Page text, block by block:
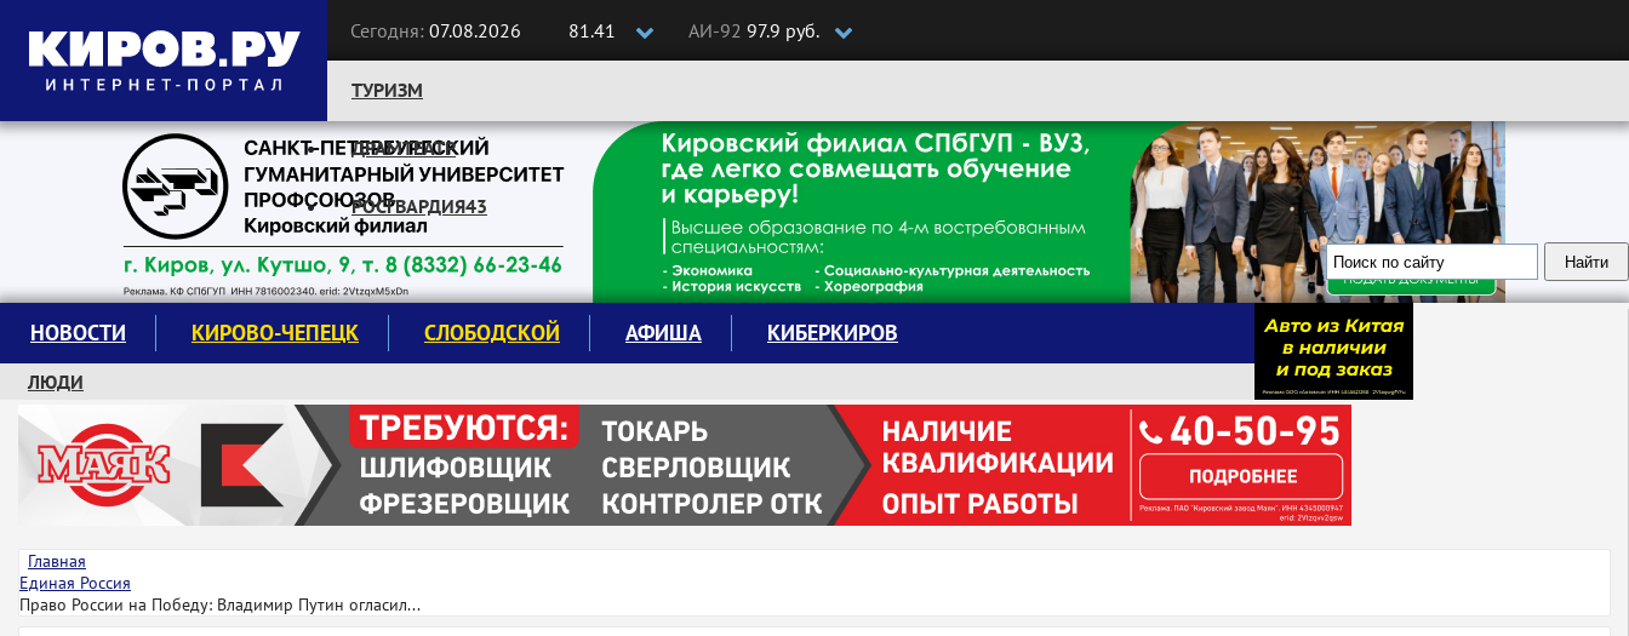
Сегодня: 07.08.2026 81.41 АИ-92 97.9 руб.
Следите за новостями:
ТУРИЗМ
ДРАМТЕАТР
РОСГВАРДИЯ43
НОВОСТИ КИРОВО-ЧЕПЕЦК СЛОБОДСКОЙ АФИША КИБЕРКИРОВ
ЛЮДИ
КРУЖКИ И СЕКЦИИ
ЗАВОДУ "МАЯК" 85 ЛЕТ
ЭКОЛОГИЯ
Главная
Единая Россия
Право России на Победу: Владимир Путин огласил...